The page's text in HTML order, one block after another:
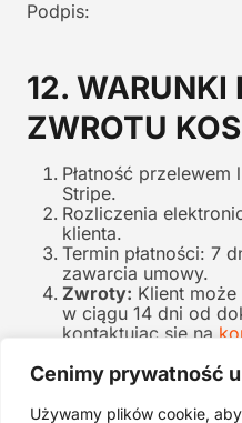
Cenimy prywatność
Używamy plików cookie,
Podpis:
12. WARUNKI
ZWROTU
Płatność przelewem
Stripe.
Rozliczenia
klienta.
Termin płatności: 7
zawarcia umowy.
Zwroty: Klient
w ciągu 14 dni od
kontaktując się na